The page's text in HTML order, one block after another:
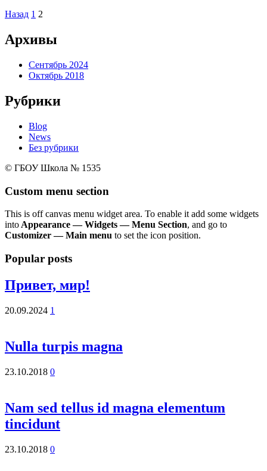
Пагинация
записей
Назад 1 2
Архивы
Сентябрь 2024
Октябрь 2018
Рубрики
Blog
News
Без рубрики
© ГБОУ Школа № 1535
Custom menu section
This is off canvas menu widget area. To enable it add some widgets
into Appearance — Widgets — Menu Section, and go to
Customizer — Main menu to set the icon position.
Popular posts
Привет, мир!
20.09.2024 1
Nulla turpis magna
23.10.2018 0
Nam sed tellus id magna elementum
tincidunt
23.10.2018 0